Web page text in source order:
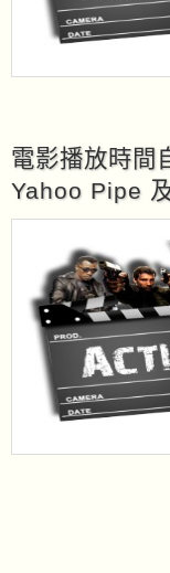
電影播放時間
Yahoo Pipe